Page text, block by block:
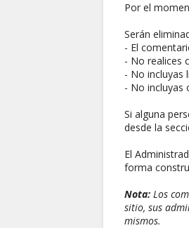
Por el
Serán
- El
- No realices
- No incluyas
- No incluyas
Si alguna
desde la
El
forma
Nota: Los
sitio, sus
mismos.